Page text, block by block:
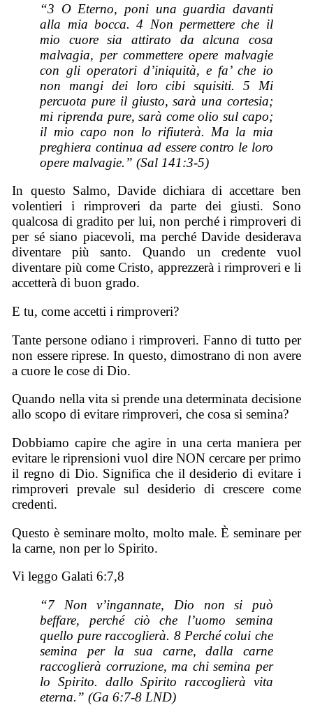
“3 O Eterno, poni una guardia davanti
alla mia bocca. 4 Non permettere che il
mio cuore sia attirato da alcuna cosa
malvagia, per commettere opere malvagie
con gli operatori d’iniquità, e fa’ che io
non mangi dei loro cibi squisiti. 5 Mi
percuota pure il giusto, sarà una cortesia;
mi riprenda pure, sarà come olio sul capo;
il mio capo non lo rifiuterà. Ma la mia
preghiera continua ad essere contro le loro
opere malvagie.” (Sal 141:3-5)
In questo Salmo, Davide dichiara di accettare ben
volentieri i rimproveri da parte dei giusti. Sono
qualcosa di gradito per lui, non perché i rimproveri di
per sé siano piacevoli, ma perché Davide desiderava
diventare più santo. Quando un credente vuol
diventare più come Cristo, apprezzerà i rimproveri e li
accetterà di buon grado.
E tu, come accetti i rimproveri?
Tante persone odiano i rimproveri. Fanno di tutto per
non essere riprese. In questo, dimostrano di non avere
a cuore le cose di Dio.
Quando nella vita si prende una determinata decisione
allo scopo di evitare rimproveri, che cosa si semina?
Dobbiamo capire che agire in una certa maniera per
evitare le riprensioni vuol dire NON cercare per primo
il regno di Dio. Significa che il desiderio di evitare i
rimproveri prevale sul desiderio di crescere come
credenti.
Questo è seminare molto, molto male. È seminare per
la carne, non per lo Spirito.
Vi leggo Galati 6:7,8
“7 Non v’ingannate, Dio non si può
beffare, perché ciò che l’uomo semina
quello pure raccoglierà. 8 Perché colui che
semina per la sua carne, dalla carne
raccoglierà corruzione, ma chi semina per
lo Spirito. dallo Spirito raccoglierà vita
eterna.” (Ga 6:7-8 LND)